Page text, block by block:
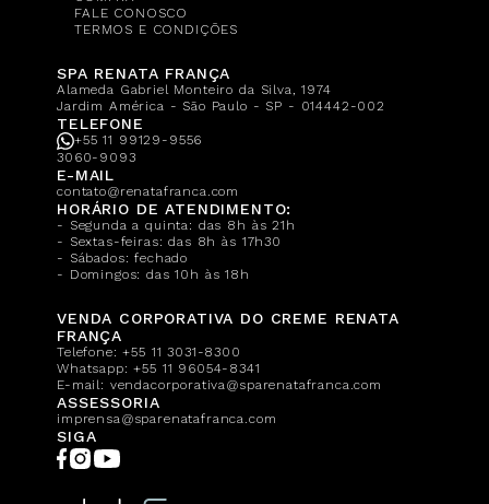
FALE CONOSCO
TERMOS E CONDIÇÕES
SPA RENATA FRANÇA
Alameda Gabriel Monteiro da Silva, 1974
Jardim América - São Paulo - SP - 014442-002
TELEFONE
+55 11 99129-9556
3060-9093
E-MAIL
contato@renatafranca.com
HORÁRIO DE ATENDIMENTO:
- Segunda a quinta: das 8h às 21h
- Sextas-feiras: das 8h às 17h30
- Sábados: fechado
- Domingos: das 10h às 18h
VENDA CORPORATIVA DO CREME RENATA
FRANÇA
Telefone:+55 11 3031-8300
Whatsapp:+55 11 96054-8341
E-mail: vendacorporativa@sparenatafranca.com
ASSESSORIA
imprensa@sparenatafranca.com
SIGA